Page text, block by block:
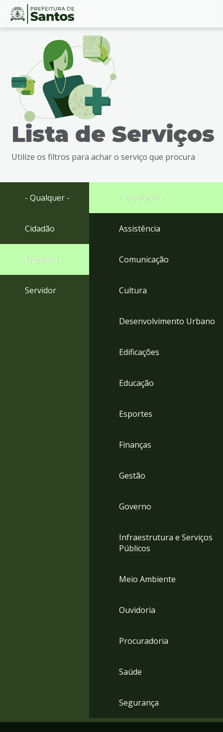
Ir
busca
Ir
Conteúdo
Lista de Serviços
Utilize os filtros para achar o serviço que procura
- Qualquer -
Cidadão
Empresa
Servidor
- Qualquer -
Assistência
Comunicação
Cultura
Desenvolvimento Urbano
Edificações
Educação
Esportes
Finanças
Gestão
Governo
Infraestrutura e Serviços
Públicos
Meio Ambiente
Ouvidoria
Procuradoria
Saúde
Segurança